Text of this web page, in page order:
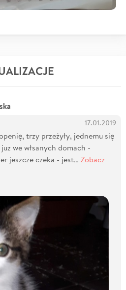
17.01.2019
trzy przeżyły, jednemu się
we włsanych domach -
jeszcze czeka - jest… Zobacz